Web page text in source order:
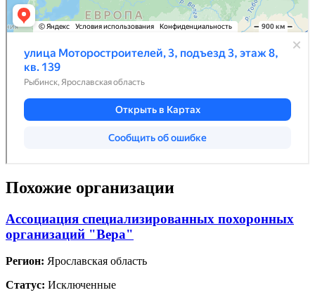
Похожие организации
Ассоциация специализированных похоронных
организаций "Вера"
Регион: Ярославская область
Статус: Исключенные